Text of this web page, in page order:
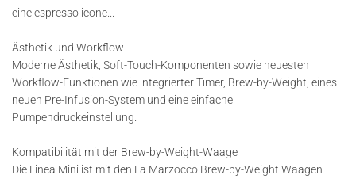
eine espresso icone...
Ästhetik und Workflow
Moderne Ästhetik, Soft-Touch-Komponenten sowie neuesten
Workflow-Funktionen wie integrierter Timer, Brew-by-Weight, eines
neuen Pre-Infusion-System und eine einfache
Pumpendruckeinstellung.
Kompatibilität mit der Brew-by-Weight-Waage
Die Linea Mini ist mit den La Marzocco Brew-by-Weight Waagen